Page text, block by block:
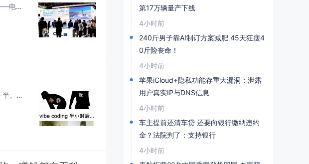
起因是这样的，大批埃安S系列车主发现，自己的车出问题了。不是小毛病——电池鼓包、漏液、电芯炸裂，开着开着直接趴窝，有的车在行驶中断电。投诉平台炸了，车质网、黑猫投诉，满屏都是埃安S车主的控诉。15万-30万公里区间电池集中鼓包、漏液，涉及规...
用 AI coding，最绝望的事情是什么？如果只给世超一票，我会投给，停在一半。干了半小时，项目刚起好框架，它停在一半。弹出十个细节 bug，修了三个，它停在一半。程序动了上百行，测试没跑完，它停在一半。大家最想要的全自动工作流 可能只是...
第17万辆量产下线
4小时前
240斤男子靠AI制订方案减肥 45天狂瘦4
0斤险丧命！
4小时前
苹果iCloud+隐私功能存重大漏洞：泄露
用户真实IP与DNS信息
4小时前
车主提前还清车贷 还要向银行缴纳违约
金？法院判了：支持银行
4小时前